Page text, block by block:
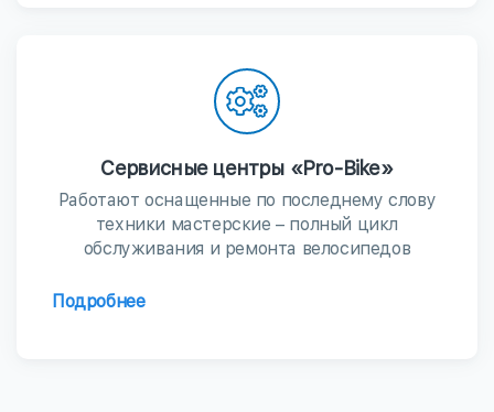
Сервисные центры «Pro-Bike»
Работают оснащенные по последнему слову
техники мастерские – полный цикл
обслуживания и ремонта велосипедов
Подробнее